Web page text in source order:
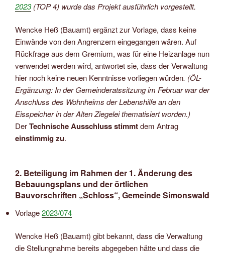
2023(TOP 4) wurde das Projekt ausführlich vorgestellt.
Wencke Heß (Bauamt) ergänzt zur Vorlage, dass keine
Einwände von den Angrenzern eingegangen wären. Auf
Rückfrage aus dem Gremium, was für eine Heizanlage nun
verwendet werden wird, antwortet sie, dass der Verwaltung
hier noch keine neuen Kenntnisse vorliegen würden. (ÖL-
Ergänzung: In der Gemeinderatssitzung im Februar war der
Anschluss des Wohnheims der Lebenshilfe an den
Eisspeicher in der Alten Ziegelei thematisiert worden.)
DerTechnische Ausschluss stimmtdem Antrag
einstimmig zu.
2. Beteiligung im Rahmen der 1. Änderung des
Bebauungsplans und der örtlichen
Bauvorschriften „Schloss“, Gemeinde Simonswald
Vorlage2023/074
Wencke Heß (Bauamt) gibt bekannt, dass die Verwaltung
die Stellungnahme bereits abgegeben hätte und dass die